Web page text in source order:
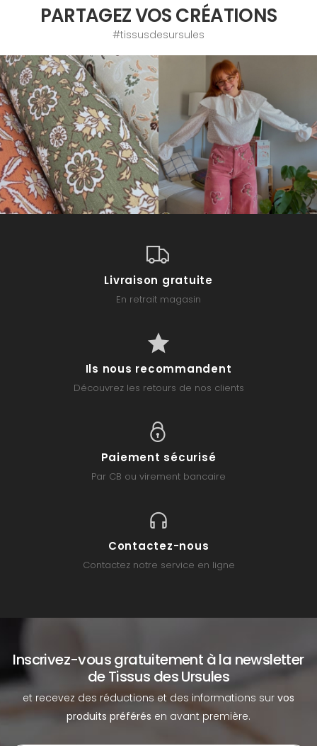
PARTAGEZ VOS CRÉATIONS
#tissusdesursules
Livraison gratuite
En retrait magasin
Ils nous recommandent
Découvrez les retours de nos clients
Paiement sécurisé
Par CB ou virement bancaire
Contactez-nous
Contactez notre service en ligne
Inscrivez-vous gratuitement à la newsletter
de Tissus des Ursules
et recevez des réductions et des informations sur vos
produits préférés en avant première.